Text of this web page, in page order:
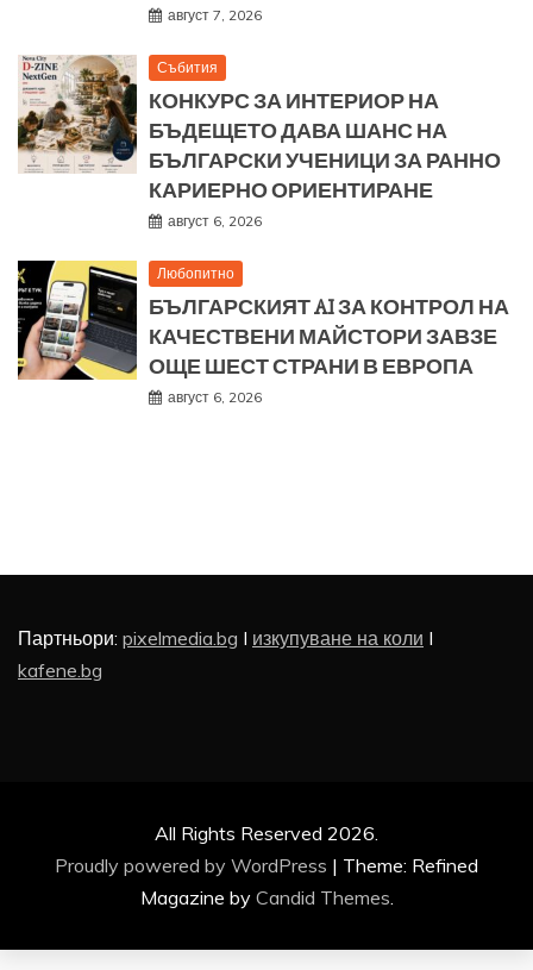
август 7, 2026
Събития
КОНКУРС ЗА ИНТЕРИОР НА
БЪДЕЩЕТО ДАВА ШАНС НА
БЪЛГАРСКИ УЧЕНИЦИ ЗА РАННО
КАРИЕРНО ОРИЕНТИРАНЕ
август 6, 2026
Любопитно
БЪЛГАРСКИЯТ AI ЗА КОНТРОЛ НА
КАЧЕСТВЕНИ МАЙСТОРИ ЗАВЗЕ
ОЩЕ ШЕСТ СТРАНИ В ЕВРОПА
август 6, 2026
Партньори: pixelmedia.bg I изкупуване на коли I
kafene.bg
All Rights Reserved 2026.
Proudly powered by WordPress | Theme: Refined
Magazine by Candid Themes.